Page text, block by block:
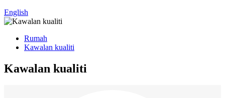
English
Rumah
Kawalan kualiti
Kawalan kualiti